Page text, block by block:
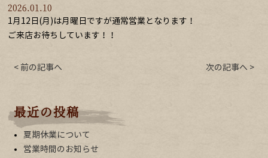
2026.01.10
1月12日(月)は月曜日ですが通常営業となります！
ご来店お待ちしています！！
< 前の記事へ 次の記事へ >
最近の投稿
夏期休業について
営業時間のお知らせ